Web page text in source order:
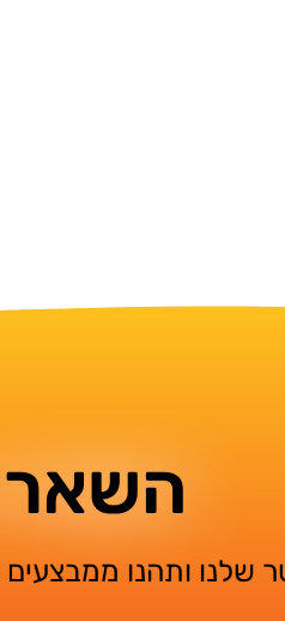
שלנו ותהנו